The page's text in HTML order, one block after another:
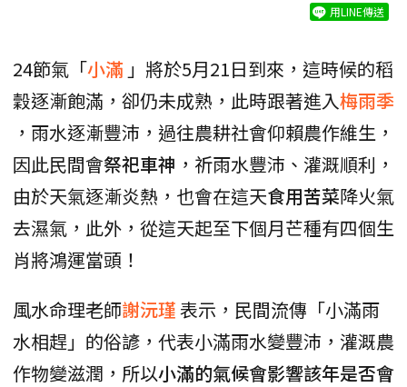
用LINE傳送
24節氣「小滿 」將於5月21日到來，這時候的稻
穀逐漸飽滿，卻仍未成熟，此時跟著進入梅雨季
，雨水逐漸豐沛，過往農耕社會仰賴農作維生，
因此民間會祭祀車神 ，祈雨水豐沛、灌溉順利，
由於天氣逐漸炎熱，也會在這天食用苦菜降火氣
去濕氣，此外，從這天起至下個月芒種有四個生
肖將鴻運當頭！
風水命理老師謝沅瑾表示，民間流傳「小滿雨
水相趕」的俗諺，代表小滿雨水變豐沛，灌溉農
作物變滋潤，所以小滿的氣候會影響該年是否會